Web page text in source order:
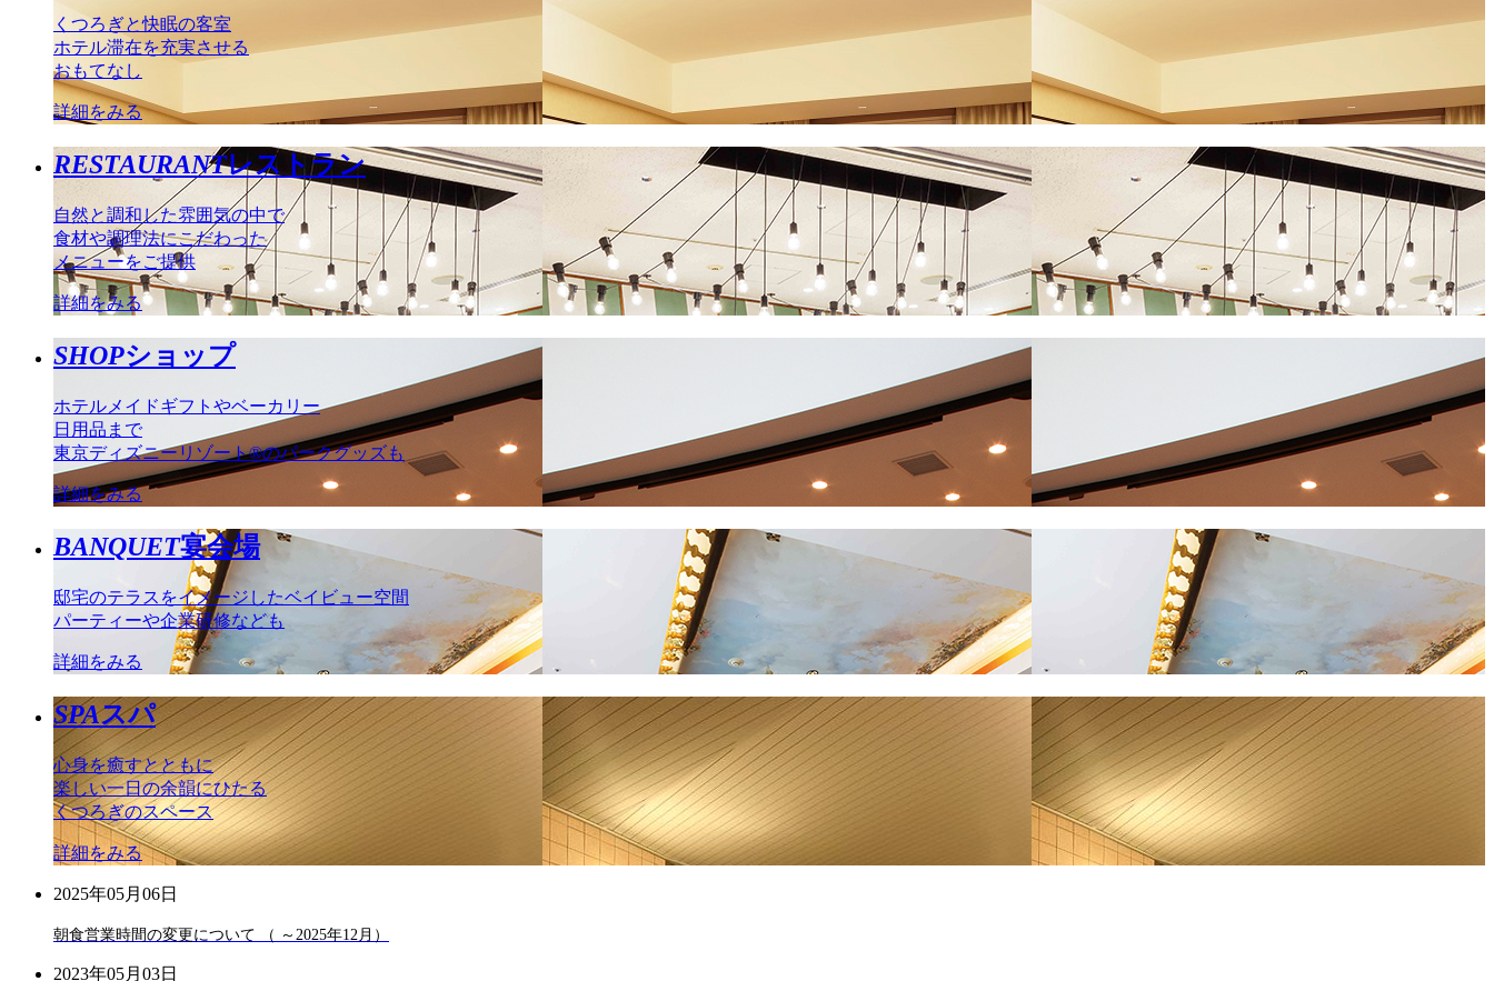
くつろぎと快眠の客室
ホテル滞在を充実させる
おもてなし
詳細をみる
RESTAURANTレストラン
自然と調和した雰囲気の中で
食材や調理法にこだわった
メニューをご提供
詳細をみる
SHOPショップ
ホテルメイドギフトやベーカリー
日用品まで
東京ディズニーリゾート®のパークグッズも
詳細をみる
BANQUET宴会場
邸宅のテラスをイメージしたベイビュー空間
パーティーや企業研修なども
詳細をみる
SPAスパ
心身を癒すとともに
楽しい一日の余韻にひたる
くつろぎのスペース
詳細をみる
2025年05月06日
朝食営業時間の変更について （ ～2025年12月）
2023年05月03日